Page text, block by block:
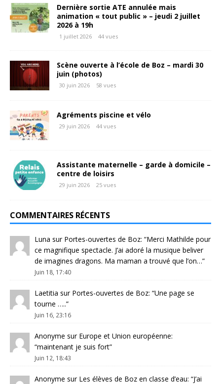
Dernière sortie ATE annulée mais
animation « tout public » – jeudi 2 juillet
2026 à 19h
1 juillet 2026 44 vues
Scène ouverte à l’école de Boz – mardi 30
juin (photos)
30 juin 2026 58 vues
Agréments piscine et vélo
29 juin 2026 44 vues
Assistante maternelle – garde à domicile –
centre de loisirs
29 juin 2026 25 vues
COMMENTAIRES RÉCENTS
Luna sur Portes-ouvertes de Boz: “Merci Mathilde pour
ce magnifique spectacle. J’ai adoré la musique beliver
de imagines dragons. Ma maman a trouvé que l’on…”
Juin 18, 17:40
Laetitia sur Portes-ouvertes de Boz: “Une page se
tourne …..”
Juin 16, 23:16
Anonyme sur Europe et Union européenne:
“maintenant je suis fort”
Juin 12, 18:43
Anonyme sur Les élèves de Boz en classe d’eau: “J’ai